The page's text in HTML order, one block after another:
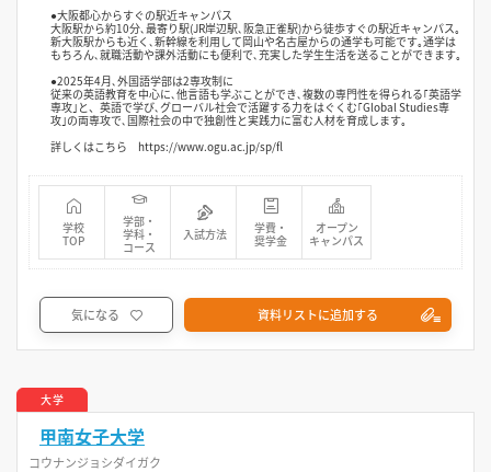
●大阪都心からすぐの駅近キャンパス
大阪駅から約10分､最寄り駅(JR岸辺駅､阪急正雀駅)から徒歩すぐの駅近キャンパス｡
新大阪駅からも近く､新幹線を利用して岡山や名古屋からの通学も可能です｡通学は
もちろん､就職活動や課外活動にも便利で､充実した学生生活を送ることができます｡
●2025年4月､外国語学部は2専攻制に
従来の英語教育を中心に､他言語も学ぶことができ､複数の専門性を得られる｢英語学
専攻｣と、英語で学び､グローバル社会で活躍する力をはぐくむ｢Global Studies専
攻｣の両専攻で､国際社会の中で独創性と実践力に富む人材を育成します｡
詳しくはこちら https://www.ogu.ac.jp/sp/fl
学校
TOP
学部・
学科・
コース
入試方法
学費・
奨学金
オープン
キャンパス
気になる 資料リストに追加する
大学
甲南女子大学
コウナンジョシダイガク